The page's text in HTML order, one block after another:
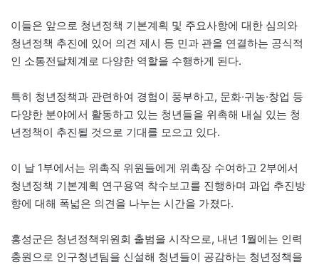
이들은 앞으로 청년정책 기본계획 및 주요사항에 대한 심의와
청년정책 추진에 있어 의견 제시 등 민과 관을 연결하는 공식적
인 소통전달체계로 다양한 역할을 수행하게 된다.
특히 청년정책과 관련하여 경험이 풍부하고, 문화·귀농·창업 등
다양한 분야에서 활동하고 있는 청년들을 위촉해 내실 있는 청
년정책이 추진될 것으로 기대를 모으고 있다.
이 날 1부에서는 위촉직 위원들에게 위촉장 수여하고 2부에서
청년정책 기본계획 연구용역 착수보고를 진행하며 과업 추진방
향에 대해 폭넓은 의견을 나누는 시간을 가졌다.
홍성군은 청년정책위원회 출범을 시작으로, 내년 1월에는 인력
충원으로 인구청년팀을 신설해 청년들이 공감하는 청년정책을